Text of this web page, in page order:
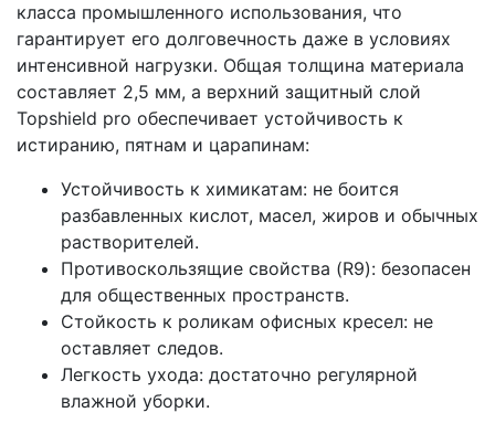
класса промышленного использования, что
гарантирует его долговечность даже в условиях
интенсивной нагрузки. Общая толщина материала
составляет 2,5 мм, а верхний защитный слой
Topshield pro обеспечивает устойчивость к
истиранию, пятнам и царапинам:
Устойчивость к химикатам: не боится
разбавленных кислот, масел, жиров и обычных
растворителей.
Противоскользящие свойства (R9): безопасен
для общественных пространств.
Стойкость к роликам офисных кресел: не
оставляет следов.
Легкость ухода: достаточно регулярной
влажной уборки.